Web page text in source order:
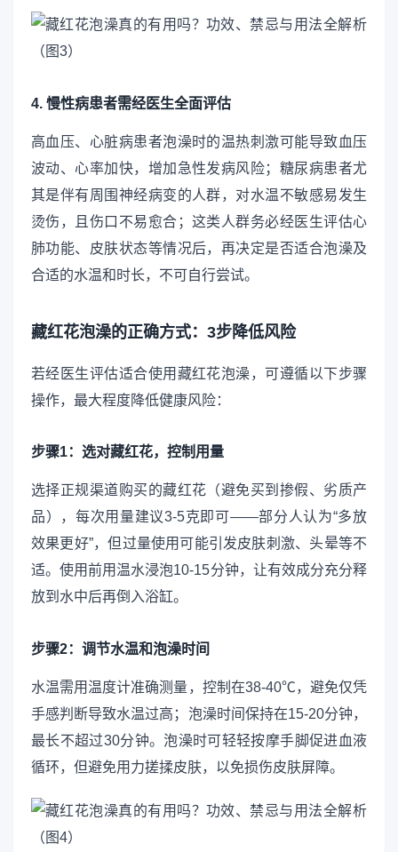
4. 慢性病患者需经医生全面评估
高血压、心脏病患者泡澡时的温热刺激可能导致血压
波动、心率加快，增加急性发病风险；糖尿病患者尤
其是伴有周围神经病变的人群，对水温不敏感易发生
烫伤，且伤口不易愈合；这类人群务必经医生评估心
肺功能、皮肤状态等情况后，再决定是否适合泡澡及
合适的水温和时长，不可自行尝试。
藏红花泡澡的正确方式：3步降低风险
若经医生评估适合使用藏红花泡澡，可遵循以下步骤
操作，最大程度降低健康风险：
步骤1：选对藏红花，控制用量
选择正规渠道购买的藏红花（避免买到掺假、劣质产
品），每次用量建议3-5克即可——部分人认为“多放
效果更好”，但过量使用可能引发皮肤刺激、头晕等不
适。使用前用温水浸泡10-15分钟，让有效成分充分释
放到水中后再倒入浴缸。
步骤2：调节水温和泡澡时间
水温需用温度计准确测量，控制在38-40℃，避免仅凭
手感判断导致水温过高；泡澡时间保持在15-20分钟，
最长不超过30分钟。泡澡时可轻轻按摩手脚促进血液
循环，但避免用力搓揉皮肤，以免损伤皮肤屏障。